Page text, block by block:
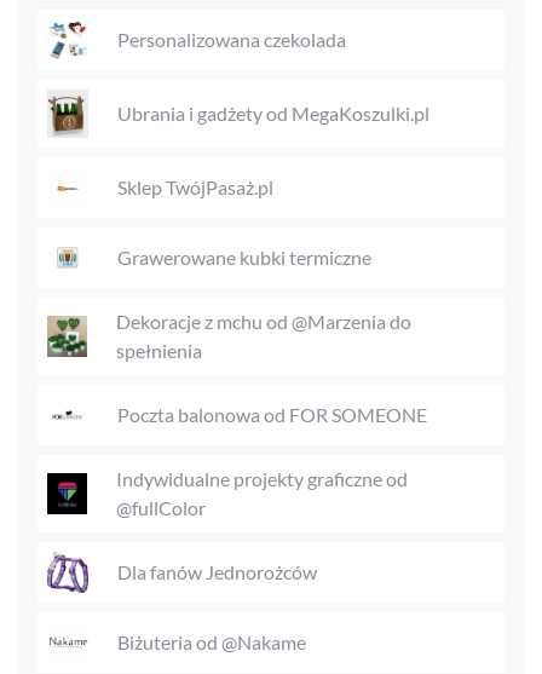
Personalizowana czekolada
Ubrania i gadżety od MegaKoszulki.pl
Sklep TwójPasaż.pl
Grawerowane kubki termiczne
Dekoracje z mchu od @Marzenia do
spełnienia
Poczta balonowa od FOR SOMEONE
Indywidualne projekty graficzne od
@fullColor
Dla fanów Jednorożców
Biżuteria od @Nakame